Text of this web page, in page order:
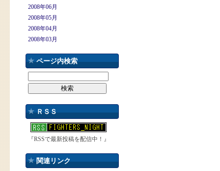
2008年06月
2008年05月
2008年04月
2008年03月
ページ内検索
ＲＳＳ
『RSSで最新投稿を配信中！』
関連リンク